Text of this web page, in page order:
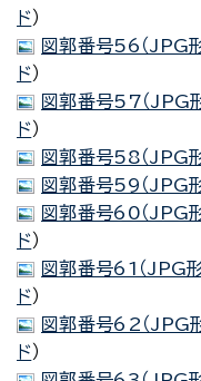
ド）
図郭番号56（
ド）
図郭番号57（
ド）
図郭番号58（
図郭番号59（
図郭番号60（
ド）
図郭番号61（
ド）
図郭番号62（
ド）